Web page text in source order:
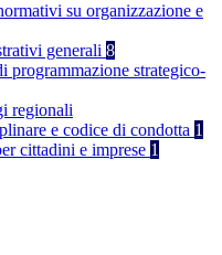
su organizzazione e
generali 8
programmazione strategico-
regionali
e codice di condotta 1
cittadini e imprese 1